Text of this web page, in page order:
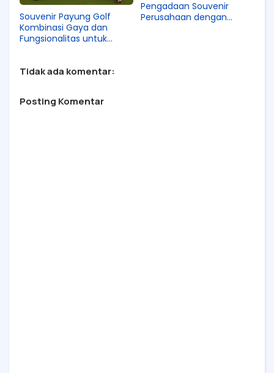
Souvenir Payung Golf
Kombinasi Gaya dan
Fungsionalitas untuk
Pengadaan Souvenir
Perusahaan dengan
Tidak ada komentar:
Posting Komentar